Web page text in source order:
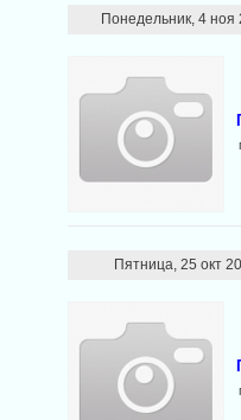
Понедельник, 4 ноя
Пятница, 25 окт